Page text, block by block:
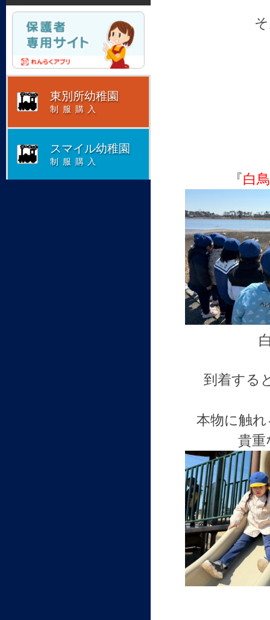
『白鳥
到着する
本物に触
貴重
Facebook
東別所幼稚園
制服購入
スマイル幼稚園
制服購入